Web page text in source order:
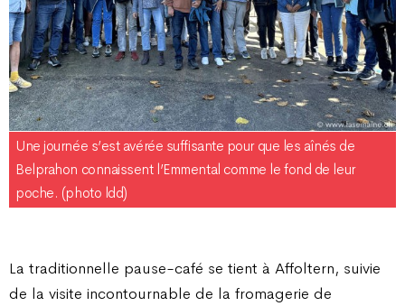
Une journée s’est avérée suffisante pour que les aînés de
Belprahon connaissent l’Emmental comme le fond de leur
poche. (photo ldd)
La traditionnelle pause-café se tient à Affoltern, suivie
de la visite incontournable de la fromagerie de